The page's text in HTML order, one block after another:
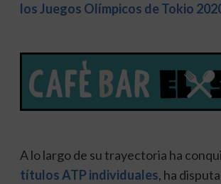
los Juegos Olímpicos de Tokio
A lo largo de su trayectoria ha
títulos ATP individuales, ha